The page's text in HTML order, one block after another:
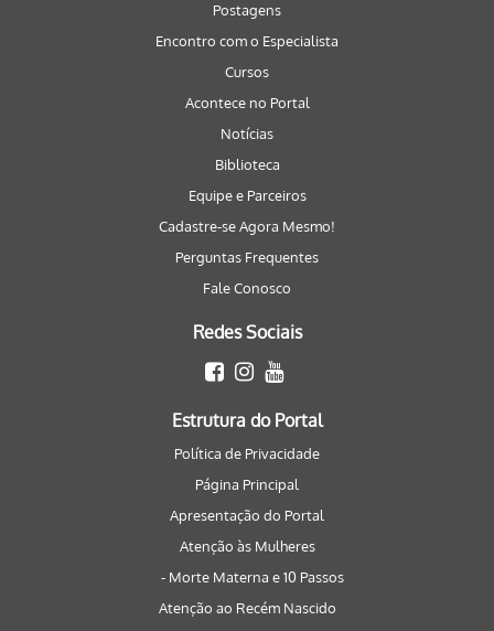
Postagens
Encontro com o Especialista
Cursos
Acontece no Portal
Notícias
Biblioteca
Equipe e Parceiros
Cadastre-se Agora Mesmo!
Perguntas Frequentes
Fale Conosco
Redes Sociais
Estrutura do Portal
Política de Privacidade
Página Principal
Apresentação do Portal
Atenção às Mulheres
- Morte Materna e 10 Passos
Atenção ao Recém Nascido